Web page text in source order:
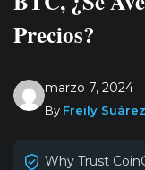
Precios?
marzo 7, 2024
By Freily Suárez
Why Trust